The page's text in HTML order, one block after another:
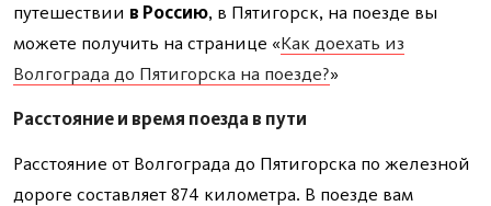
путешествии в Россию, в Пятигорск, на поезде вы
можете получить на странице «Как доехать из
Волгограда до Пятигорска на поезде?»
Расстояние и время поезда в пути
Расстояние от Волгограда до Пятигорска по железной
дороге составляет 874 километра. В поезде вам